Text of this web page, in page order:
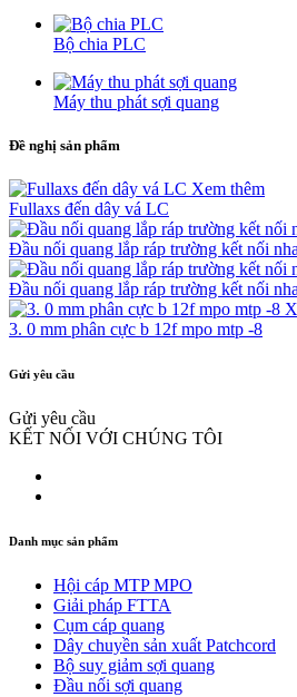
Bộ chia PLC
Máy thu phát sợi quang
Đề nghị sản phẩm
Xem thêm
Fullaxs đến dây vá LC
Đầu nối quang lắp ráp trường kết nối
Đầu nối quang lắp ráp trường kết nối
3. 0 mm phân cực b 12f mpo mtp -8
Gửi yêu cầu
Gửi yêu cầu
KẾT NỐI VỚI CHÚNG TÔI
Danh mục sản phẩm
Hội cáp MTP MPO
Giải pháp FTTA
Cụm cáp quang
Dây chuyền sản xuất Patchcord
Bộ suy giảm sợi quang
Đầu nối sợi quang